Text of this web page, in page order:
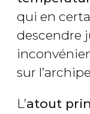
qui en
descendre
sur
L’atout